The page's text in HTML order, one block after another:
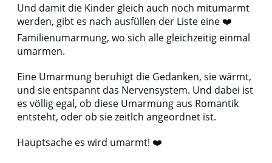
Und damit die Kinder gleich auch noch mitumarmt
werden, gibt es nach ausfüllen der Liste eine ❤️
Familienumarmung, wo sich alle gleichzeitig einmal
umarmen.
Eine Umarmung beruhigt die Gedanken, sie wärmt,
und sie entspannt das Nervensystem. Und dabei ist
es völlig egal, ob diese Umarmung aus Romantik
entsteht, oder ob sie zeitlch angeordnet ist.
Hauptsache es wird umarmt! ❤️